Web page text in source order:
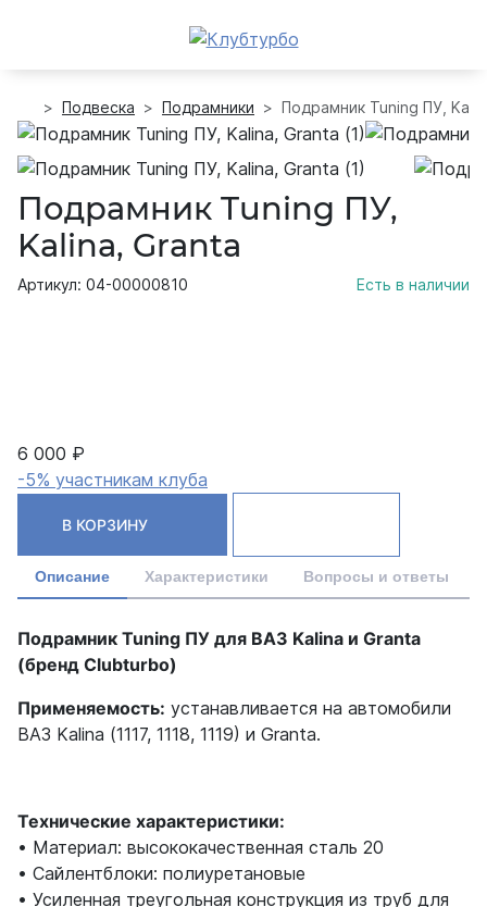
Подвеска Подрамники Подрамник Tuning ПУ,
Подрамник Tuning ПУ,
Kalina, Granta
Артикул: 04-00000810 Есть в наличии
6 000 ₽
-5% участникам клуба
В КОРЗИНУ
Описание Характеристики Вопросы и ответы
Подрамник Tuning ПУ для ВАЗ Kalina и Granta
(бренд Clubturbo)
Применяемость: устанавливается на автомобили
ВАЗ Kalina (1117, 1118, 1119) и Granta.
Технические характеристики:
• Материал: высококачественная сталь 20
• Сайлентблоки: полиуретановые
• Усиленная треугольная конструкция из труб для